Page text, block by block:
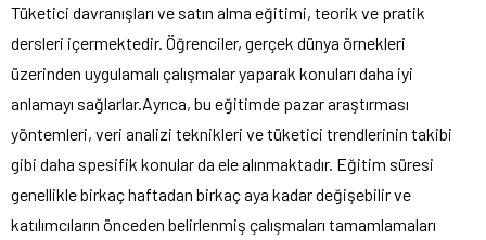
Tüketici davranışları ve satın alma eğitimi, teorik ve pratik
dersleri içermektedir. Öğrenciler, gerçek dünya örnekleri
üzerinden uygulamalı çalışmalar yaparak konuları daha iyi
anlamayı sağlarlar.Ayrıca, bu eğitimde pazar araştırması
yöntemleri, veri analizi teknikleri ve tüketici trendlerinin takibi
gibi daha spesifik konular da ele alınmaktadır. Eğitim süresi
genellikle birkaç haftadan birkaç aya kadar değişebilir ve
katılımcıların önceden belirlenmiş çalışmaları tamamlamaları